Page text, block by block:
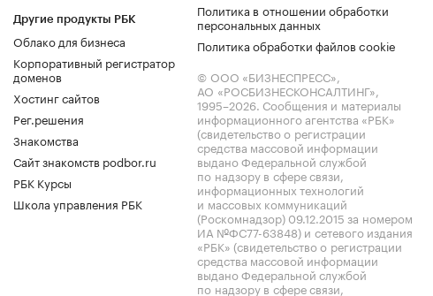
Другие продукты РБК
Облако для бизнеса
Корпоративный регистратор
доменов
Хостинг сайтов
Рег.решения
Знакомства
Сайт знакомств podbor.ru
РБК Курсы
Школа управления РБК
Политика в отношении обработки
персональных данных
Политика обработки файлов cookie
© ООО «БИЗНЕСПРЕСС»,
АО «РОСБИЗНЕСКОНСАЛТИНГ»,
1995–2026. Сообщения и материалы
информационного агентства «РБК»
(свидетельство о регистрации
средства массовой информации
выдано Федеральной службой
по надзору в сфере связи,
информационных технологий
и массовых коммуникаций
(Роскомнадзор) 09.12.2015 за номером
ИА №ФС77-63848) и сетевого издания
«РБК» (свидетельство о регистрации
средства массовой информации
выдано Федеральной службой
по надзору в сфере связи,